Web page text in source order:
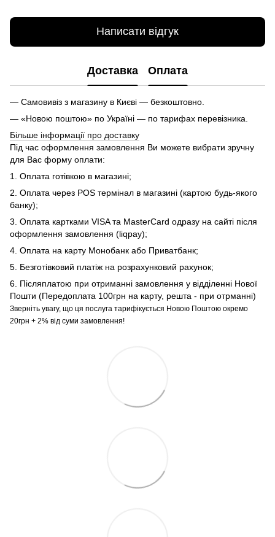
Написати відгук
Доставка Оплата
— Самовивіз з магазину в Києві — безкоштовно.
— «Новою поштою» по Україні — по тарифах перевізника.
Більше інформації про доставку
Під час оформлення замовлення Ви можете вибрати зручну
для Вас форму оплати:
1. Оплата готівкою в магазині;
2. Оплата через POS термінал в магазині (картою будь-якого
банку);
3. Оплата картками VISA та MasterCard одразу на сайті після
оформлення замовлення (liqpay);
4. Оплата на карту Монобанк або Приватбанк;
5. Безготівковий платіж на розрахунковий рахунок;
6. Післяплатою при отриманні замовлення у відділенні Нової
Пошти (Передоплата 100грн на карту, решта - при отрманні)
Зверніть увагу, що ця послуга тарифікується Новою Поштою окремо
20грн + 2% від суми замовлення!